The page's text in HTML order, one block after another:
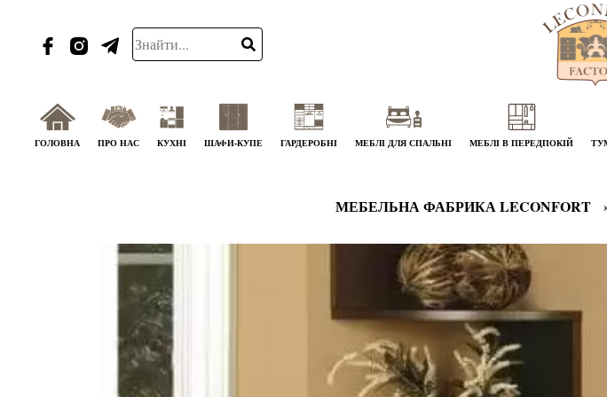
ГОЛОВНА ПРО НАС КУХНІ ШАФИ-КУПЕ ГАРДЕРОБНІ МЕБЛІ ДЛЯ СПАЛЬНІ МЕБЛІ В ПЕРЕДПОКІЙ
МЕБЕЛЬНА ФАБРИКА LECONFORT